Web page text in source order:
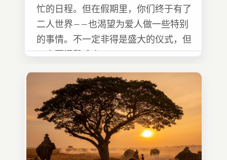
忙的日程。但在假期里，你们终于有了
二人世界——也渴望为爱人做一些特别
的事情。不一定非得是盛大的仪式，但
一定要温馨难忘 :)